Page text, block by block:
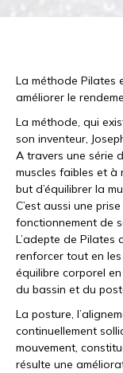
La méthode Pilates
améliorer le
La méthode, qui
son inventeur,
A travers une série
muscles faibles et à
but d’équilibrer la
C’est aussi une
fonctionnement de
L’adepte de Pilates
renforcer tout en
équilibre corporel
du bassin et du
La posture,
continuellement
mouvement,
résulte une